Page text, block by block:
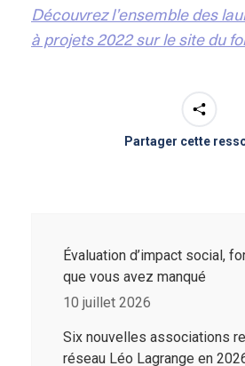
Découvrez l’ensemble des
à projets 2022 sur le site du
Partager cette
Évaluation d’impact social,
que vous avez manqué
10 juillet 2026
Six nouvelles associations
réseau Léo Lagrange en